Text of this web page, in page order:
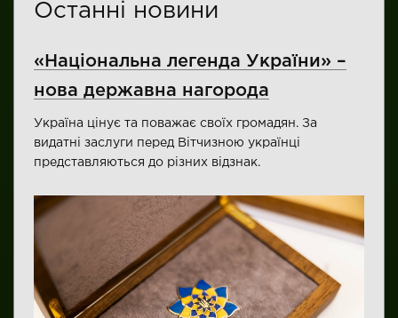
Останні новини
«Національна легенда України» –
нова державна нагорода
Україна цінує та поважає своїх громадян. За
видатні заслуги перед Вітчизною українці
представляються до різних відзнак.